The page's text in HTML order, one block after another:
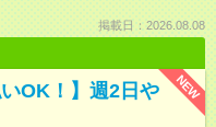
掲載日：2026.08.08
NEW
OK！】週2日や